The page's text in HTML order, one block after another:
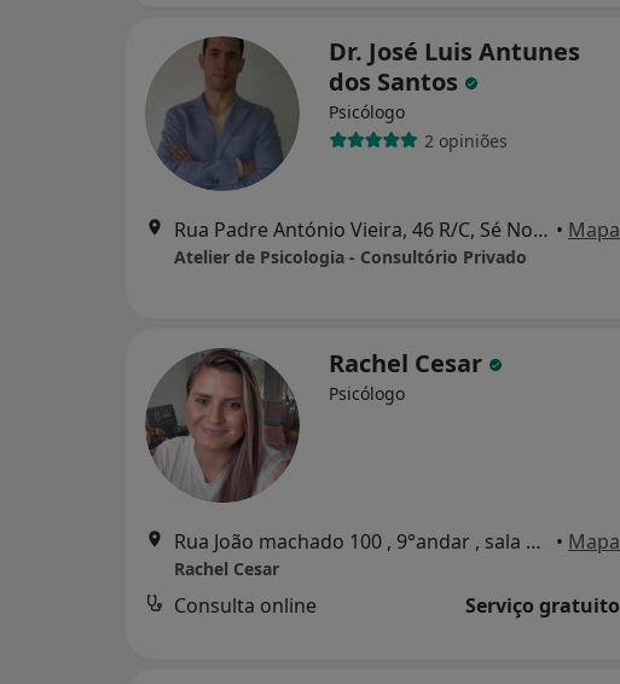
Dr. José Luis Antunes
dos Santos
Psicólogo
2 opiniões
Rua Padre António Vieira, 46 R/C, Sé Nova, Coimbra • Mapa
Atelier de Psicologia - Consultório Privado
Rachel Cesar
Psicólogo
Rua João machado 100 , 9°andar , sala 904, Coimbra • Mapa
Rachel Cesar
Consulta online Serviço gratuito